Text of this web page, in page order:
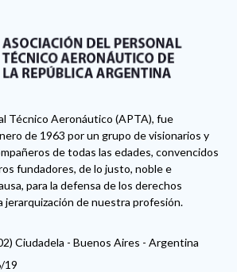
Técnico Aeronáutico (APTA), fue
de 1963 por un grupo de visionarios y
de todas las edades, convencidos
fundadores, de lo justo, noble e
para la defensa de los derechos
jerarquización de nuestra profesión.
Ciudadela - Buenos Aires - Argentina
19